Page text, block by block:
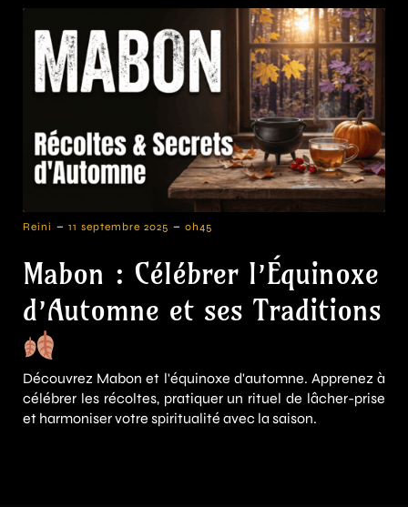
Reini - 11 septembre 2025 - 0h45
Mabon : Célébrer l’Équinoxe
d’Automne et ses Traditions
Découvrez Mabon et l'équinoxe d'automne. Apprenez à
célébrer les récoltes, pratiquer un rituel de lâcher-prise
et harmoniser votre spiritualité avec la saison.